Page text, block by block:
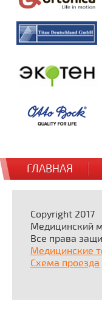
ГЛАВНАЯ
Copyright 2017
Медицинский
Все права
Медицинские
Схема проезда